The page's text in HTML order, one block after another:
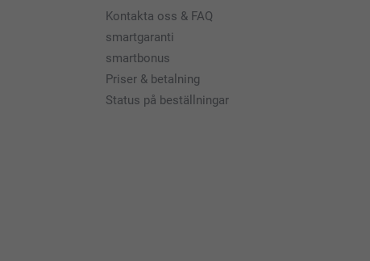
Kontakta oss & FAQ
smartgaranti
smartbonus
Priser & betalning
Status på beställningar